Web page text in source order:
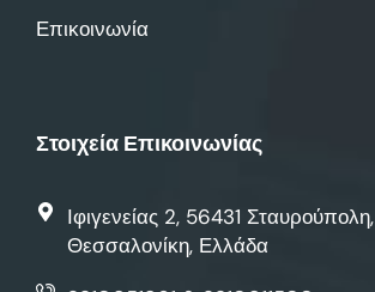
Επικοινωνία
Στοιχεία Επικοινωνίας
Ιφιγενείας 2, 56431 Σταυρούπολη,
Θεσσαλονίκη, Ελλάδα